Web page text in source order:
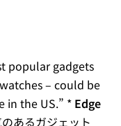
popular gadgets
– could be
in the US.” * Edge
あるガジェット